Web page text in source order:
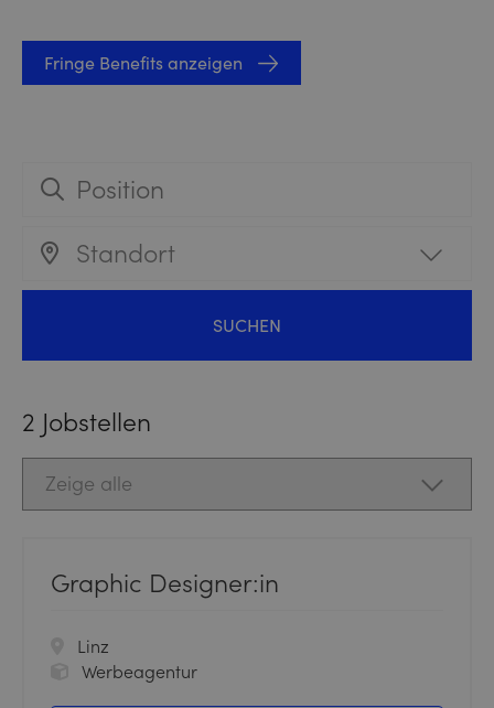
Fringe Benefits anzeigen
Standort
SUCHEN
2 Jobstellen
Graphic Designer:in
Linz
Werbeagentur